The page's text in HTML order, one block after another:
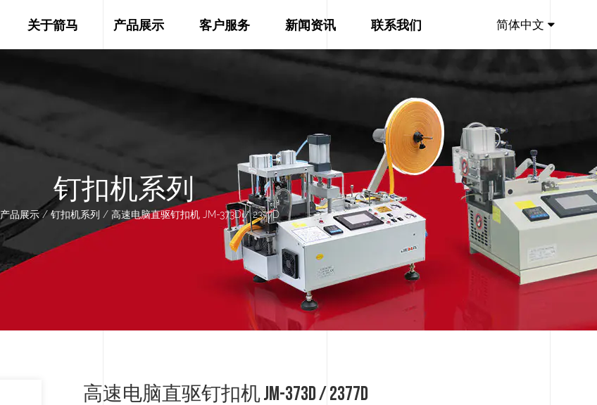
关于箭马 产品展示 客户服务 新闻资讯 联系我们 简体中文
钉扣机系列
产品展示/钉扣机系列 / 高速电脑直驱钉扣机 JM-373D / 2377D
高速电脑直驱钉扣机 JM-373D / 2377D